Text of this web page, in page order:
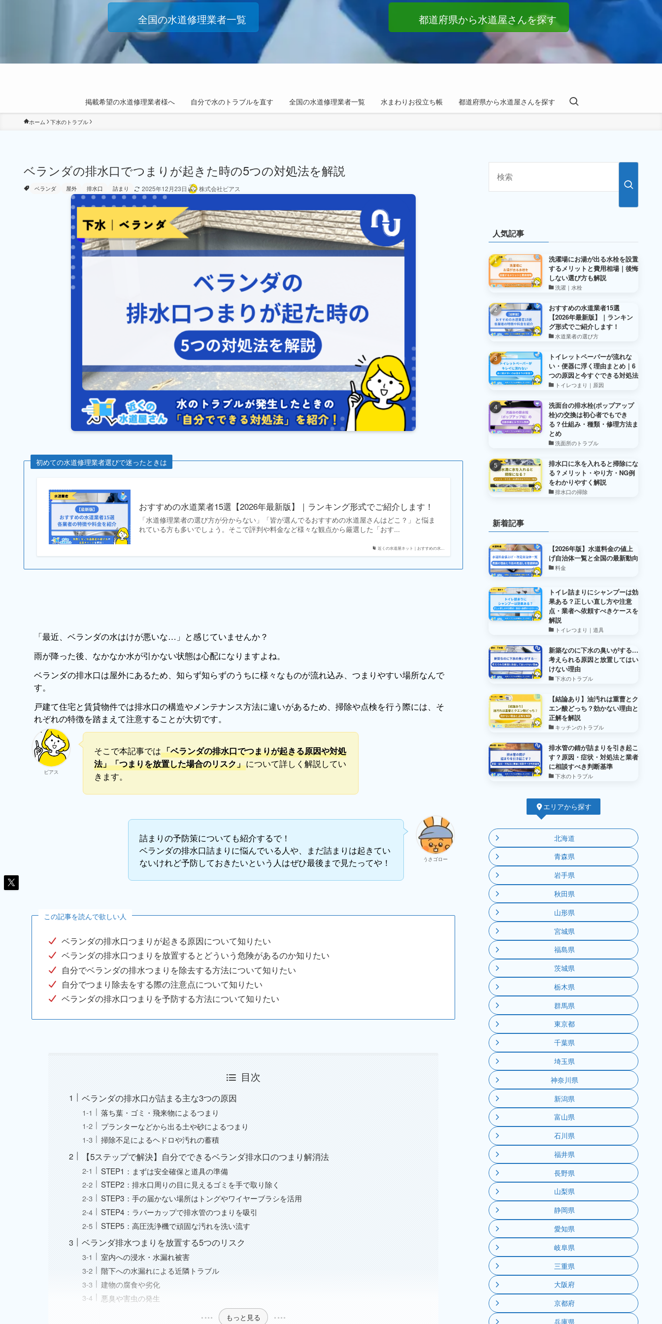
掲載希望の水道修理業者様へ 自分で水のトラブルを直す 全国の水道修理業者一覧 水まわりお役立ち帳 都道府県から水道屋さんを探す
全国の水道修理業者一覧 都道府県から水道屋さんを探す
ホーム 下水のトラブル
ベランダの排水口でつまりが起きた時の5つの対処法を解説
ベランダ 屋外 排水口 詰まり 2025年12月23日 株式会社ビアス
初めての水道修理業者選びで迷ったときは
近くの水道屋ネット｜おすすめの水...
おすすめの水道業者15選【2026年最新版】｜ランキング形式でご紹介します！
「水道修理業者の選び方が分からない」「皆が選んでるおすすめの水道屋さんはどこ？」と悩ま
れている方も多いでしょう。そこで評判や料金など様々な観点から厳選した「おす...
「最近、ベランダの水はけが悪いな…」と感じていませんか？
雨が降った後、なかなか水が引かない状態は心配になりますよね。
ベランダの排水口は屋外にあるため、知らず知らずのうちに様々なものが流れ込み、つまりやすい場所なんで
す。
戸建て住宅と賃貸物件では排水口の構造やメンテナンス方法に違いがあるため、掃除や点検を行う際には、そ
れぞれの特徴を踏まえて注意することが大切です。
ビアス
そこで本記事では「ベランダの排水口でつまりが起きる原因や対処
法」「つまりを放置した場合のリスク」について詳しく解説してい
きます。
うさゴロー
詰まりの予防策についても紹介するで！
ベランダの排水口詰まりに悩んでいる人や、まだ詰まりは起きてい
ないけれど予防しておきたいという人はぜひ最後まで見たってや！
この記事を読んで欲しい人
ベランダの排水口つまりが起きる原因について知りたい
ベランダの排水口つまりを放置するとどういう危険があるのか知りたい
自分でベランダの排水つまりを除去する方法について知りたい
自分でつまり除去をする際の注意点について知りたい
ベランダの排水口つまりを予防する方法について知りたい
目次
ベランダの排水口が詰まる主な3つの原因
落ち葉・ゴミ・飛来物によるつまり
プランターなどから出る土や砂によるつまり
掃除不足によるヘドロや汚れの蓄積
【5ステップで解決】自分でできるベランダ排水口のつまり解消法
STEP1：まずは安全確保と道具の準備
STEP2：排水口周りの目に見えるゴミを手で取り除く
STEP3：手の届かない場所はトングやワイヤーブラシを活用
STEP4：ラバーカップで排水管のつまりを吸引
STEP5：高圧洗浄機で頑固な汚れを洗い流す
ベランダ排水つまりを放置する5つのリスク
室内への浸水・水漏れ被害
階下への水漏れによる近隣トラブル
建物の腐食や劣化
悪臭や害虫の発生
もっと見る
人気記事
洗濯場にお湯が出る水栓を設置
するメリットと費用相場｜後悔
しない選び方も解説
洗濯｜水栓
おすすめの水道業者15選
【2026年最新版】｜ランキン
グ形式でご紹介します！
水道業者の選び方
トイレットペーパーが流れな
い・便器に浮く理由まとめ｜6
つの原因と今すぐできる対処法
トイレつまり｜原因
洗面台の排水栓(ポップアップ
栓)の交換は初心者でもでき
る？仕組み・種類・修理方法ま
とめ
洗面所のトラブル
排水口に氷を入れると掃除にな
る？メリット・やり方・NG例
をわかりやすく解説
排水口の掃除
新着記事
【2026年版】水道料金の値上
げ自治体一覧と全国の最新動向
料金
トイレ詰まりにシャンプーは効
果ある？正しい直し方や注意
点・業者へ依頼すべきケースを
解説
トイレつまり｜道具
新築なのに下水の臭いがする…
考えられる原因と放置してはい
けない理由
下水のトラブル
【結論あり】油汚れは重曹とク
エン酸どっち？効かない理由と
正解を解説
キッチンのトラブル
排水管の錆が詰まりを引き起こ
す？原因・症状・対処法と業者
に相談すべき判断基準
下水のトラブル
エリアから探す
北海道
青森県
岩手県
秋田県
山形県
宮城県
福島県
茨城県
栃木県
群馬県
東京都
千葉県
埼玉県
神奈川県
新潟県
富山県
石川県
福井県
長野県
山梨県
静岡県
愛知県
岐阜県
三重県
大阪府
京都府
兵庫県